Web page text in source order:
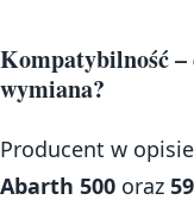
Kompatybilność
wymiana?
Producent w
Abarth 500 oraz